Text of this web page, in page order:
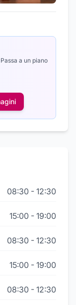
Passa a un piano
08:30 - 12:30
15:00 - 19:00
08:30 - 12:30
15:00 - 19:00
08:30 - 12:30